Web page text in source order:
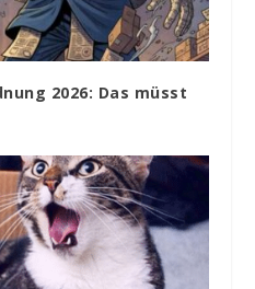
2026: Das müsst